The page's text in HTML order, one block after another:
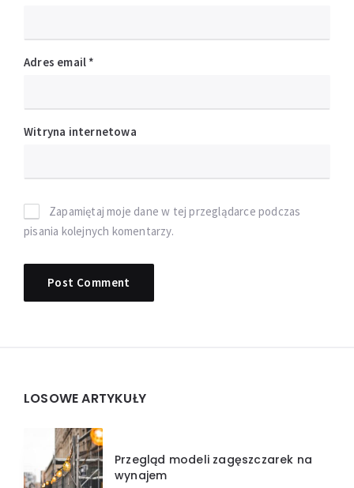
Adres email *
Witryna internetowa
Zapamiętaj moje dane w tej przeglądarce podczas
pisania kolejnych komentarzy.
Widgets
LOSOWE ARTYKUŁY
Przegląd modeli zagęszczarek na
wynajem